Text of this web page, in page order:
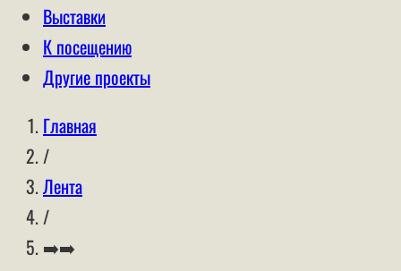
Выставки
К посещению
Другие проекты
Главная
/
Лента
/
➡️➡️